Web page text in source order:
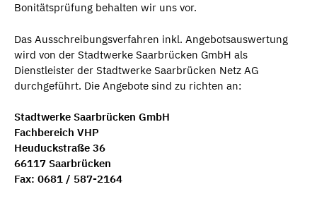
Bonitätsprüfung behalten wir uns vor.
Das Ausschreibungsverfahren inkl. Angebotsauswertung
wird von der Stadtwerke Saarbrücken GmbH als
Dienstleister der Stadtwerke Saarbrücken Netz AG
durchgeführt. Die Angebote sind zu richten an:
Stadtwerke Saarbrücken GmbH
Fachbereich VHP
Heuduckstraße 36
66117 Saarbrücken
Fax: 0681 / 587-2164